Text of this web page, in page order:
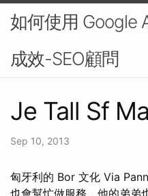
如何使用 Google
成效-SEO顧問
Je Tall Sf
Sep 10, 2013
匈牙利的 Bor 文化 Via
也會幫忙做服務，他的弟弟